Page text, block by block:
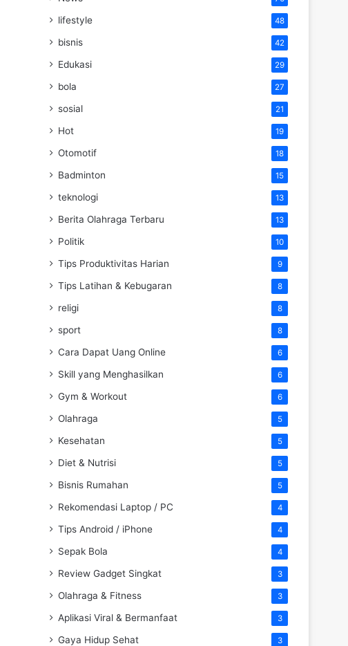
lifestyle 48
bisnis 42
Edukasi 29
bola 27
sosial 21
Hot 19
Otomotif 18
Badminton 15
teknologi 13
Berita Olahraga Terbaru 13
Politik 10
Tips Produktivitas Harian 9
Tips Latihan & Kebugaran 8
religi 8
sport 8
Cara Dapat Uang Online 6
Skill yang Menghasilkan 6
Gym & Workout 6
Olahraga 5
Kesehatan 5
Diet & Nutrisi 5
Bisnis Rumahan 5
Rekomendasi Laptop / PC 4
Tips Android / iPhone 4
Sepak Bola 4
Review Gadget Singkat 3
Olahraga & Fitness 3
Aplikasi Viral & Bermanfaat 3
Gaya Hidup Sehat 3